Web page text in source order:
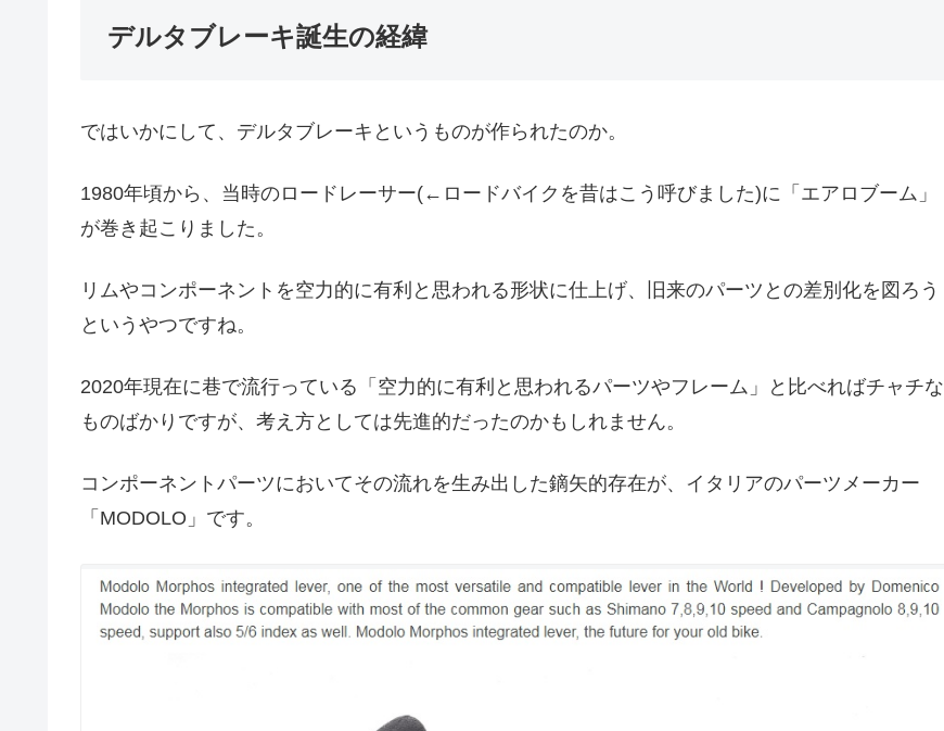
デルタブレーキ誕生の経緯
ではいかにして、デルタブレーキというものが作られたのか。
1980年頃から、当時のロードレーサー(←ロードバイクを昔はこう呼びました)に「エアロブーム」
が巻き起こりました。
リムやコンポーネントを空力的に有利と思われる形状に仕上げ、旧来のパーツとの差別化を図ろう
というやつですね。
2020年現在に巷で流行っている「空力的に有利と思われるパーツやフレーム」と比べればチャチな
ものばかりですが、考え方としては先進的だったのかもしれません。
コンポーネントパーツにおいてその流れを生み出した鏑矢的存在が、イタリアのパーツメーカー
「MODOLO」です。